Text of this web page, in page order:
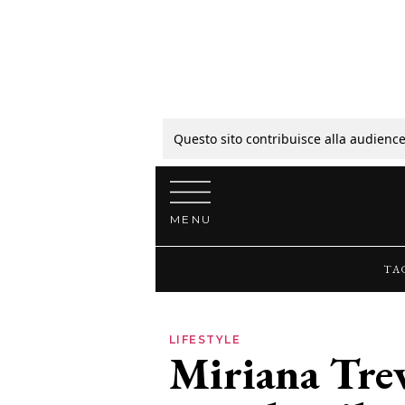
Questo sito contribuisce alla
Vai al contenuto
MENU
LIFESTYLE
Miriana